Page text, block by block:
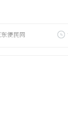
便民网